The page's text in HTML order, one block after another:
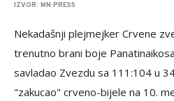
IZVOR: MN PRESS
Nekadašnji plejmejker Crvene
trenutno brani boje
savladao Zvezdu sa 111:104 u
"zakucao" crveno-bijele na 10.